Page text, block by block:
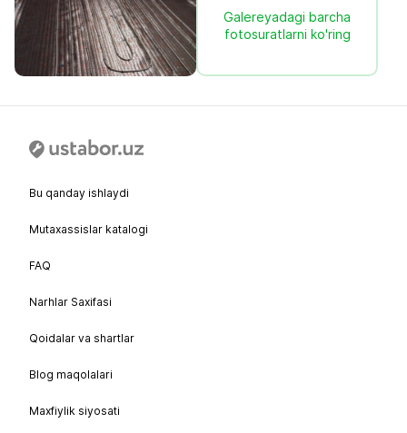
Galereyadagi barcha
fotosuratlarni ko'ring
Bu qanday ishlaydi
Mutaxassislar katalogi
FAQ
Narhlar Saxifasi
Qoidalar va shartlar
Blog maqolalari
Maxfiylik siyosati